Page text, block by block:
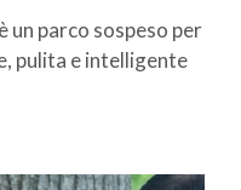
un parco sospeso per
pulita e intelligente